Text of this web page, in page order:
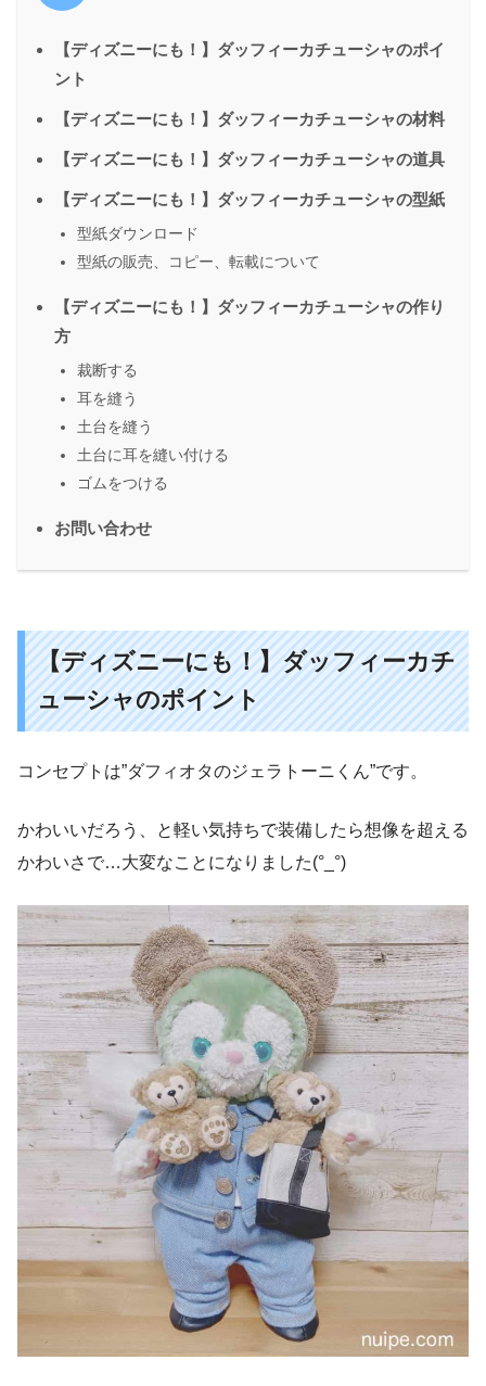
【ディズニーにも！】ダッフィーカチューシャのポイ
ント
【ディズニーにも！】ダッフィーカチューシャの材料
【ディズニーにも！】ダッフィーカチューシャの道具
【ディズニーにも！】ダッフィーカチューシャの型紙
型紙ダウンロード
型紙の販売、コピー、転載について
【ディズニーにも！】ダッフィーカチューシャの作り
方
裁断する
耳を縫う
土台を縫う
土台に耳を縫い付ける
ゴムをつける
お問い合わせ
【ディズニーにも！】ダッフィーカチ
ューシャのポイント
コンセプトは”ダフィオタのジェラトーニくん”です。
かわいいだろう、と軽い気持ちで装備したら想像を超える
かわいさで…大変なことになりました(°_°)